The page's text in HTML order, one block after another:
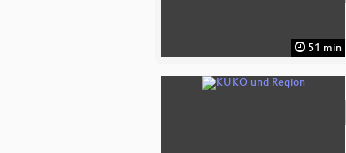
51 min